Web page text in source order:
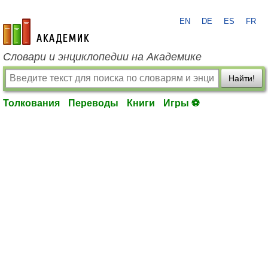
academic.ru
EN DE ES FR
Словари и энциклопедии на Академике
Найти!
Толкования Переводы Книги Игры ⚽